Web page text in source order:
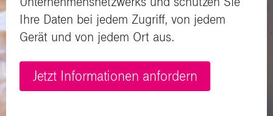
Ihre Daten bei jedem Zugriff, von jedem
Gerät und von jedem Ort aus.
Jetzt Informationen anfordern